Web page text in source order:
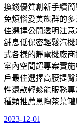
換錢優質創新手續簡
免煩惱愛美族群的
佳選擇公開透明注
舖息低保密輕鬆汽
式各樣的靜電機廠商
室內空間超專案實施
戶最佳選擇高腰提
性還款輕鬆能服務
種類推薦黑陶茶葉罐
發
2023-12-01